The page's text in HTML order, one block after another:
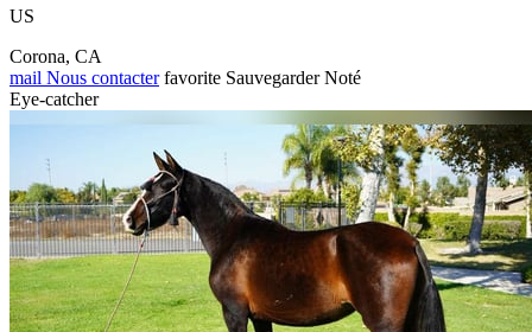
US
Corona, CA
mail Nous contacter favorite Sauvegarder Noté
Eye-catcher